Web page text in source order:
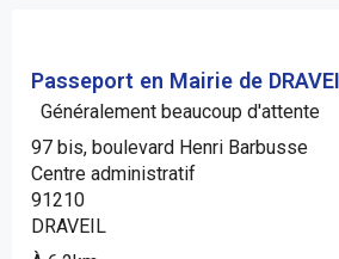
Passeport en Mairie de
Généralement beaucoup d'attente
97 bis, boulevard Henri Barbusse
Centre administratif
91210
DRAVEIL